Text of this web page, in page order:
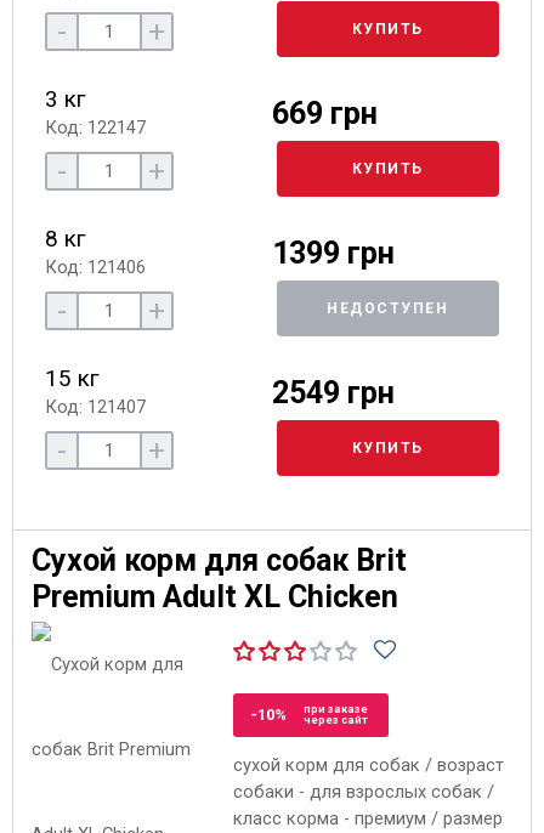
- + КУПИТЬ
3 кг
Код: 122147 669 грн
- + КУПИТЬ
8 кг
Код: 121406 1399 грн
- + НЕДОСТУПЕН
15 кг
Код: 121407 2549 грн
- + КУПИТЬ
Сухой корм для собак Brit
Premium Adult XL Chicken
-10%
при заказе
через сайт
сухой корм для собак / возраст
собаки - для взрослых собак /
класс корма - премиум / размер